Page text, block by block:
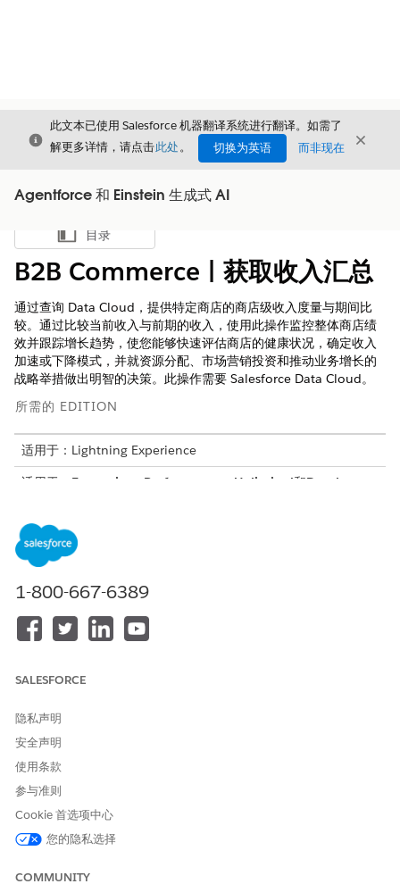
关闭
此文本已使用 Salesforce 机器翻译系统进行翻译。如需了
解更多详情，请点击此处。 切换为英语 而非现在 关闭
Agentforce 和 Einstein 生成式 AI
显示目录
目录
B2B Commerce | 获取收入汇总
通过查询 Data Cloud，提供特定商店的商店级收入度量与期间比
较。通过比较当前收入与前期的收入，使用此操作监控整体商店绩
效并跟踪增长趋势，使您能够快速评估商店的健康状况，确定收入
加速或下降模式，并就资源分配、市场营销投资和推动业务增长的
战略举措做出明智的决策。此操作需要 Salesforce Data Cloud。
所需的 EDITION
适用于：Lightning Experience
适用于： Enterprise Performance Unlimited和Developer
所需用户权限
请参阅标准客服人员操作的
操作详细信息
API 名称
此操作是否执行一个或多个提
所需设置
另请参阅：
Agentforce for Commerce
1-800-667-6389
SALESFORCE
隐私声明
安全声明
使用条款
参与准则
Cookie 首选项中心
您的隐私选择
COMMUNITY